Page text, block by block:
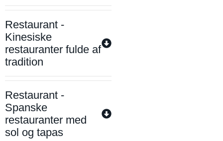
Restaurant -
Kinesiske
restauranter fulde af
tradition
Restaurant -
Spanske
restauranter med
sol og tapas